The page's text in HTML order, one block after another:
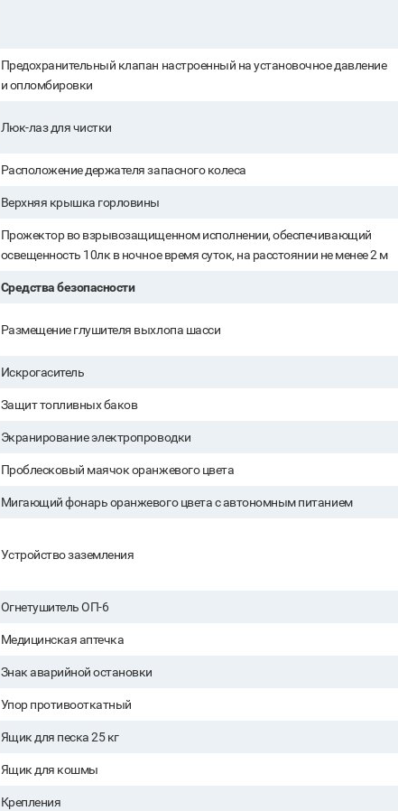
Предохранительный клапан настроенный на установочное давление
и опломбировки
Люк-лаз для чистки
Расположение держателя запасного колеса
Верхняя крышка горловины
Прожектор во взрывозащищенном исполнении, обеспечивающий
освещенность 10лк в ночное время суток, на расстоянии не менее 2 м
Средства безопасности
Размещение глушителя выхлопа шасси
Искрогаситель
Защит топливных баков
Экранирование электропроводки
Проблесковый маячок оранжевого цвета
Мигающий фонарь оранжевого цвета с автономным питанием
Устройство заземления
Огнетушитель ОП-6
Медицинская аптечка
Знак аварийной остановки
Упор противооткатный
Ящик для песка 25 кг
Ящик для кошмы
Крепления